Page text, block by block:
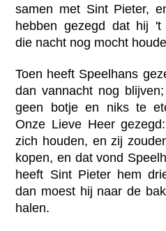
samen met Sint Pieter,
hebben gezegd dat hij 't
die nacht nog mocht
Toen heeft Speelhans
dan vannacht nog
geen botje en niks te
Onze Lieve Heer
zich houden, en zij
kopen, en dat vond
heeft Sint Pieter hem
dan moest hij naar de
halen.